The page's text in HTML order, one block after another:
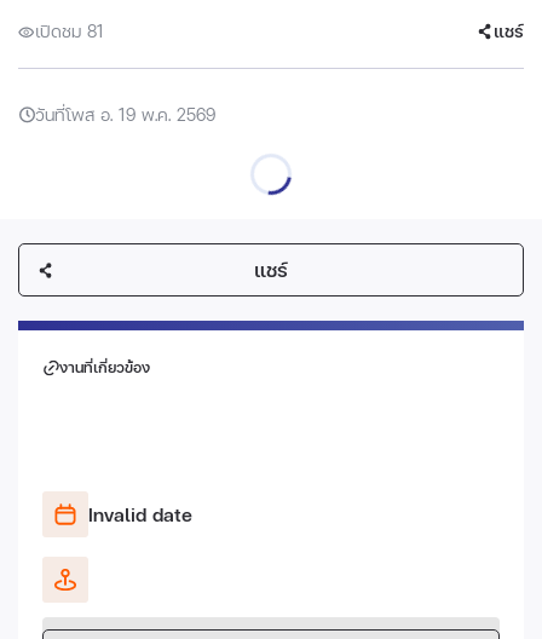
เปิดชม 81 แชร์
วันที่โพส อ. 19 พ.ค. 2569
แชร์
งานที่เกี่ยวข้อง
Invalid date